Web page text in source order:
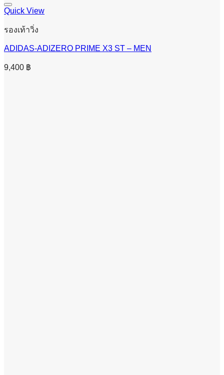
Quick View
รองเท้าวิ่ง
ADIDAS-ADIZERO PRIME X3 ST – MEN
9,400 ฿